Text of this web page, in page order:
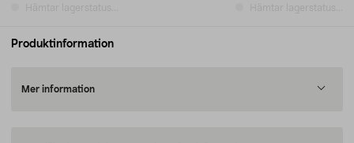
Produktinformation
Mer information